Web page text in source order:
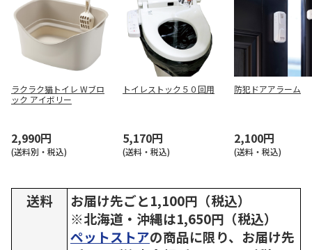
ラクラク猫トイレ Wブロ
ック アイボリー
2,990円
(送料別・税込)
トイレストック５０回用
5,170円
(送料・税込)
防犯ドアアラーム
2,100円
(送料・税込)
送料
お届け先ごと1,100円（税込）
※北海道・沖縄は1,650円（税込）
ペットストアの商品に限り、お届け先